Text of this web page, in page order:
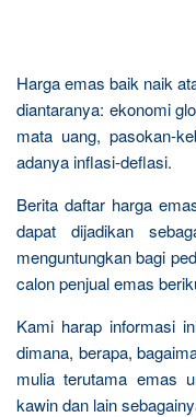
Harga emas baik naik
diantaranya: ekonomi
mata uang, pasokan-
adanya inflasi-deflasi.
Berita daftar harga
dapat dijadikan
menguntungkan bagi
calon penjual emas
Kami harap informasi
dimana, berapa,
mulia terutama emas
kawin dan lain